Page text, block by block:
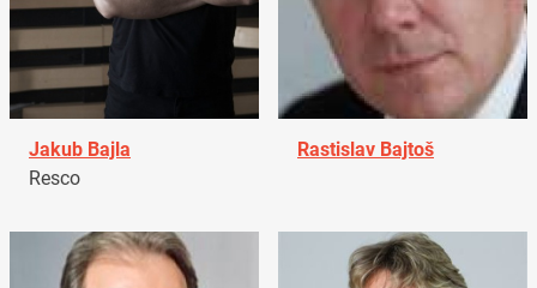
Jakub Bajla
Resco
Rastislav Bajtoš